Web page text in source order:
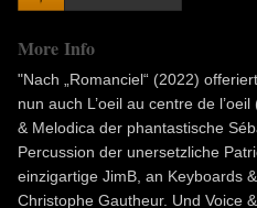
More Info
"Nach „Romanciel“ (2022)
nun auch L’oeil au centre de
& Melodica der phantastische
Percussion der unersetzliche
einzigartige JimB, an Keyboards
Christophe Gautheur. Und Voice